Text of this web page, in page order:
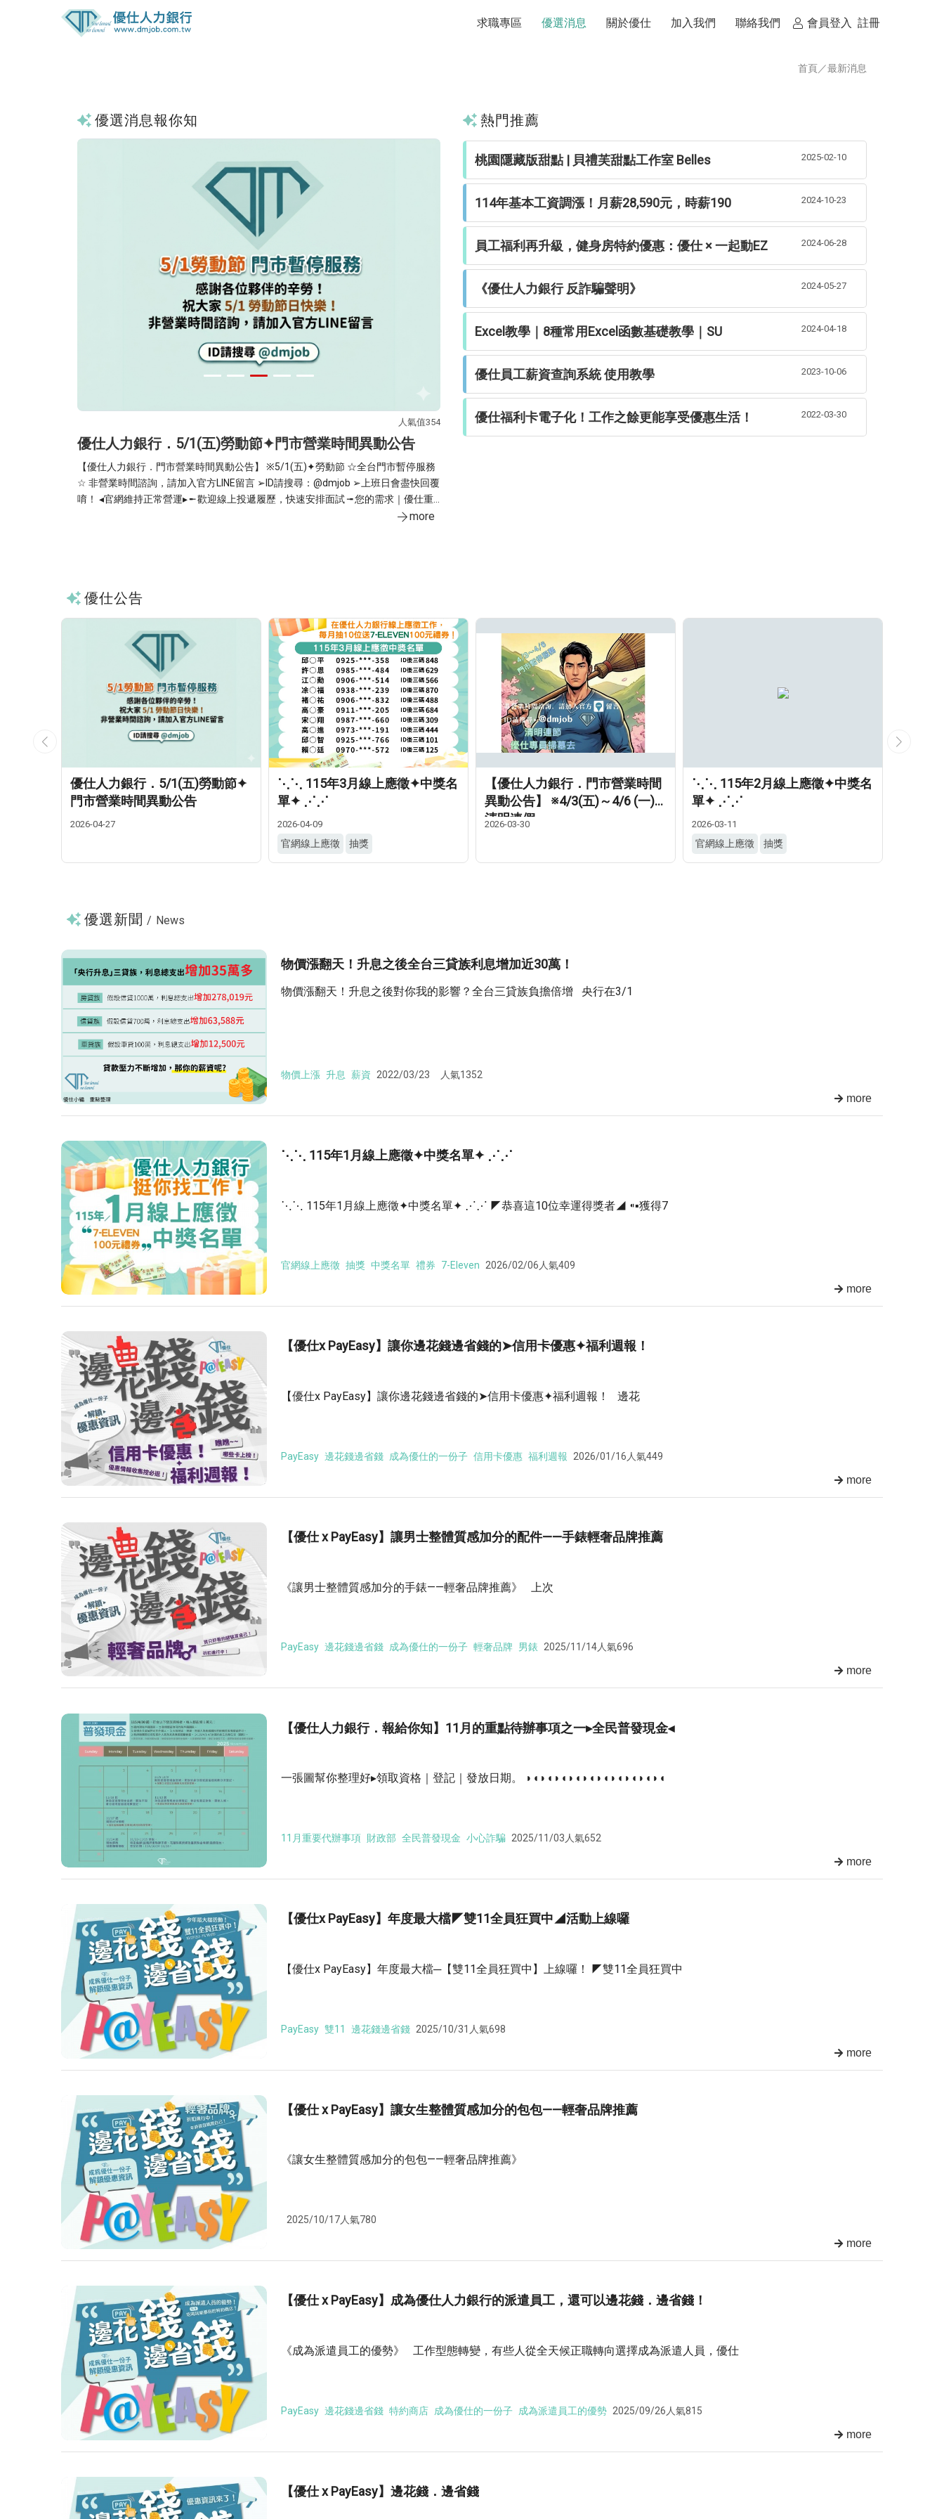
求職專區 優選消息 關於優仕 加入我們 聯絡我們 會員登入 註冊
首頁／最新消息
優選消息報你知
人氣值354
優仕人力銀行．5/1(五)勞動節✦門市營業時間異動公告
【優仕人力銀行．門市營業時間異動公告】 ※5/1(五)✦勞動節 ☆全台門市暫停服務
☆ 非營業時間諮詢，請加入官方LINE留言 ➢ID請搜尋：@dmjob ➢上班日會盡快回覆
唷！ ◂官網維持正常營運▸ ╾ 歡迎線上投遞履歷，快速安排面試 ╼ 您的需求｜優仕重
more
官網線上應徵 抽獎 中獎名單 禮券 7-Eleven
熱門推薦
桃園隱藏版甜點 | 貝禮芙甜點工作室 Belles 2025-02-10
114年基本工資調漲！月薪28,590元，時薪190 2024-10-23
員工福利再升級，健身房特約優惠：優仕 × 一起動EZ 2024-06-28
《優仕人力銀行 反詐騙聲明》 2024-05-27
Excel教學｜8種常用Excel函數基礎教學｜SU 2024-04-18
優仕員工薪資查詢系統 使用教學 2023-10-06
優仕福利卡電子化！工作之餘更能享受優惠生活！ 2022-03-30
優仕公告
優仕人力銀行．5/1(五)勞動節✦
門市營業時間異動公告
2026-04-27
⋱⋱ 115年3月線上應徵✦中獎名
單✦ ⋰⋰
2026-04-09
官網線上應徵 抽獎
【優仕人力銀行．門市營業時間
異動公告】 ※4/3(五)～4/6 (一)✦
清明連假
2026-03-30
⋱⋱ 115年2月線上應徵✦中獎名
單✦ ⋰⋰
2026-03-11
官網線上應徵 抽獎
優選新聞 / News
物價漲翻天！升息之後全台三貸族利息增加近30萬！
物價漲翻天！升息之後對你我的影響？全台三貸族負擔倍增 央行在3/1
物價上漲 升息 薪資 2022/03/23 人氣1352
more
⋱⋱ 115年1月線上應徵✦中獎名單✦ ⋰⋰
⋱⋱ 115年1月線上應徵✦中獎名單✦ ⋰⋰ ◤恭喜這10位幸運得獎者◢ ⁌▪獲得7
官網線上應徵 抽獎 中獎名單 禮券 7-Eleven 2026/02/06人氣409
more
【優仕x PayEasy】讓你邊花錢邊省錢的➤信用卡優惠✦福利週報！
【優仕x PayEasy】讓你邊花錢邊省錢的➤信用卡優惠✦福利週報！ 邊花
PayEasy 邊花錢邊省錢 成為優仕的一份子 信用卡優惠 福利週報 2026/01/16 人氣449
more
【優仕 x PayEasy】讓男士整體質感加分的配件——手錶輕奢品牌推薦
《讓男士整體質感加分的手錶——輕奢品牌推薦》 上次
PayEasy 邊花錢邊省錢 成為優仕的一份子 輕奢品牌 男錶 2025/11/14人氣696
more
【優仕人力銀行．報給你知】11月的重點待辦事項之一▸全民普發現金◂
一張圖幫你整理好▸領取資格｜登記｜發放日期。 ◗◖◗◖◗◖◗◖◗◖◗◖◗◖◗◖◗◖◗◖
11月重要代辦事項 財政部 全民普發現金 小心詐騙 2025/11/03 人氣652
more
【優仕x PayEasy】年度最大檔◤雙11全員狂買中◢活動上線囉
【優仕x PayEasy】年度最大檔─【雙11全員狂買中】上線囉！ ◤雙11全員狂買中
PayEasy 雙11 邊花錢邊省錢 2025/10/31 人氣698
more
【優仕 x PayEasy】讓女生整體質感加分的包包——輕奢品牌推薦
《讓女生整體質感加分的包包——輕奢品牌推薦》
2025/10/17人氣780
more
【優仕 x PayEasy】成為優仕人力銀行的派遣員工，還可以邊花錢．邊省錢！
《成為派遣員工的優勢》 工作型態轉變，有些人從全天候正職轉向選擇成為派遣人員，優仕
PayEasy 邊花錢邊省錢 特約商店 成為優仕的一份子 成為派遣員工的優勢 2025/09/26 人氣815
more
【優仕 x PayEasy】邊花錢．邊省錢